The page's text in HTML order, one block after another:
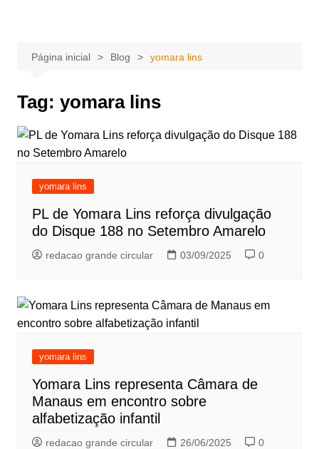
conteúdoPágina inicial Blog yomara lins
Tag: yomara lins
yomara lins
PL de Yomara Lins reforça divulgação
do Disque 188 no Setembro Amarelo
redacao grande circular 03/09/2025 0
yomara lins
Yomara Lins representa Câmara de
Manaus em encontro sobre
alfabetização infantil
redacao grande circular 26/06/2025 0